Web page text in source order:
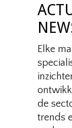
Elke
de
trends